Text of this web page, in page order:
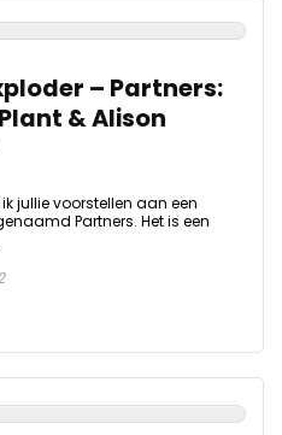
– Partners:
& Alison
jullie voorstellen aan een
Partners. Het is een